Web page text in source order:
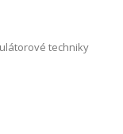
techniky